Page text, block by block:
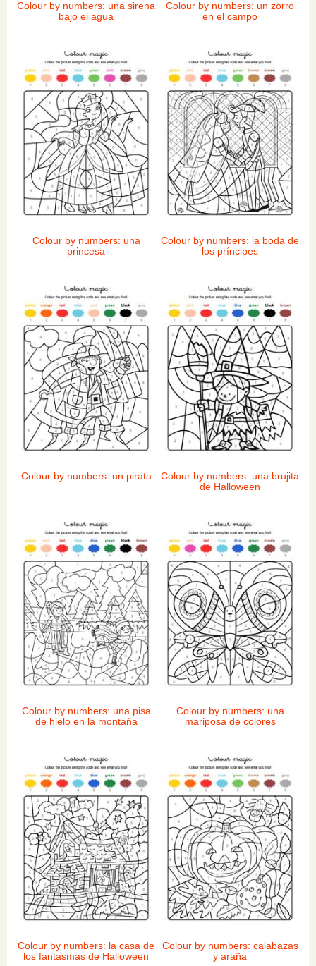
Colour by numbers: una sirena
bajo el agua
Colour by numbers: un zorro
en el campo
Colour by numbers: una
princesa
Colour by numbers: la boda de
los príncipes
Colour by numbers: un pirata
Colour by numbers: una brujita
de Halloween
Colour by numbers: una pisa
de hielo en la montaña
Colour by numbers: una
mariposa de colores
Colour by numbers: la casa de
los fantasmas de Halloween
Colour by numbers: calabazas
y araña